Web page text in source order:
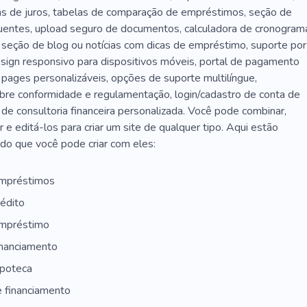
de juros, tabelas de comparação de empréstimos, seção de
upload seguro de documentos, calculadora de
de blog ou notícias com dicas de empréstimo, suporte por
responsivo para dispositivos móveis, portal de pagamento
personalizáveis, opções de suporte multilíngue,
conformidade e regulamentação, login/cadastro de conta de
consultoria financeira personalizada. Você pode combinar,
e editá-los para criar um site de qualquer tipo. Aqui estão
que você pode criar com eles:
financiamento